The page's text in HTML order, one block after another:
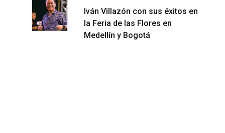
Iván Villazón con sus éxitos en
la Feria de las Flores en
Medellín y Bogotá